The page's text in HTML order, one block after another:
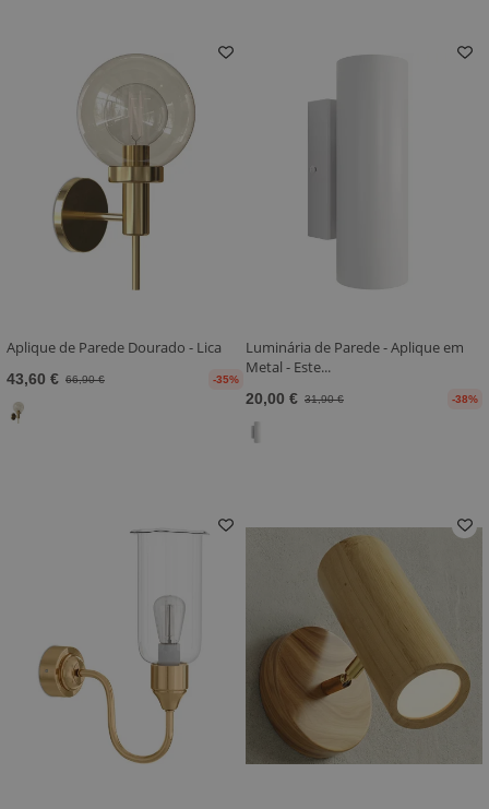
Aplique de Parede Dourado - Lica
43,60 € 66,90 € -35%
Luminária de Parede - Aplique em
Metal - Este...
20,00 € 31,90 € -38%